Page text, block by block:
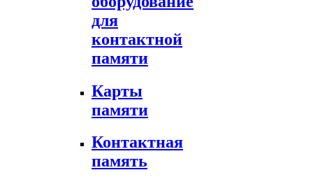
для
контактной
памяти
Карты
памяти
Контактная
память